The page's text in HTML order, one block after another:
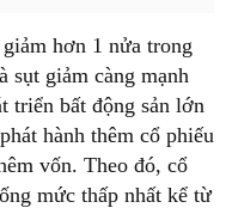
hơn 1 nửa trong
sụt giảm càng mạnh
triển bất động sản lớn
hành thêm cổ phiếu
vốn. Theo đó, cổ
mức thấp nhất kể từ